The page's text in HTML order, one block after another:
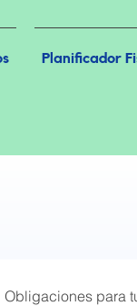
Planificador
Obligaciones para